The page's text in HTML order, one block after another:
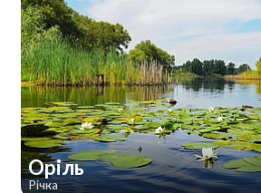
Оріль
Річка